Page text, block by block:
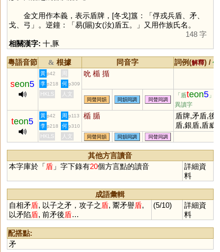
金文用作本義，表示盾牌，[冬戈]簋：「俘戎兵盾、矛、
戈、弓」。逆鐘：「易(賜)女(汝)盾五。」又用作族氏名。
148 字
相關漢字: 十,豚
粵語音節 & 根據 同音字 詞例(解釋) /
seon5
黃 p42 周 吮 楯 揗
李 p218 何 p309
HKLS 人文
同聲同韻 同韻同調 同聲同調
「盾teon5 」
異讀字
teon5
黃 p42 周 p113 楯 腯
盾牌,矛盾,後
盾,銀盾,盾威
赫,大相矛盾,
子之矛，攻子
之盾
李 p218 何 p310
HKLS 人文 同聲同韻 同韻同調 同聲同調
其他方言讀音
本字庫於「盾」字下錄有20個方言點的讀音
詳細資
料
成語彙輯
自相矛盾, 以子之矛，攻子之 盾, 鬻矛譽盾,
以矛陷盾, 前矛後盾…
(5/10)
詳細資
料
配搭點:
矛